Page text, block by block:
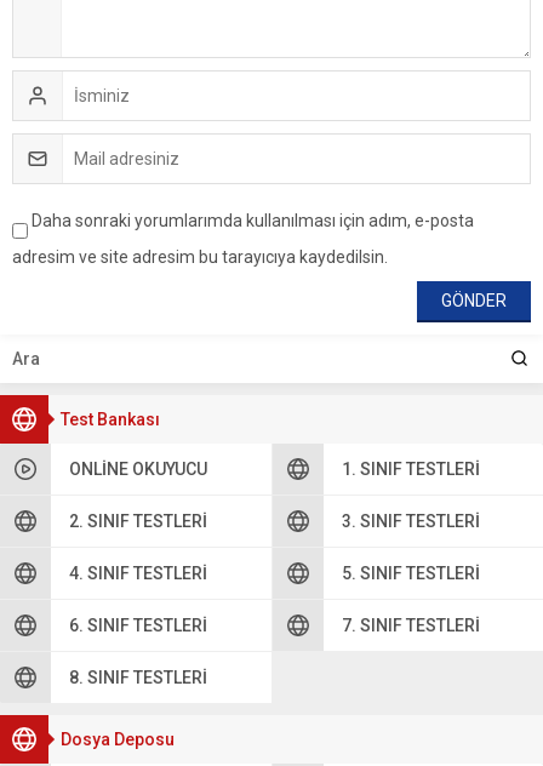
Test Bankası
ONLINE OKUYUCU 1. SINIF TESTLERI
2. SINIF TESTLERI 3. SINIF TESTLERI
4. SINIF TESTLERI 5. SINIF TESTLERI
6. SINIF TESTLERI 7. SINIF TESTLERI
8. SINIF TESTLERI
Dosya Deposu
Daha sonraki yorumlarımda kullanılması için adım, e-posta
adresim ve site adresim bu tarayıcıya kaydedilsin.